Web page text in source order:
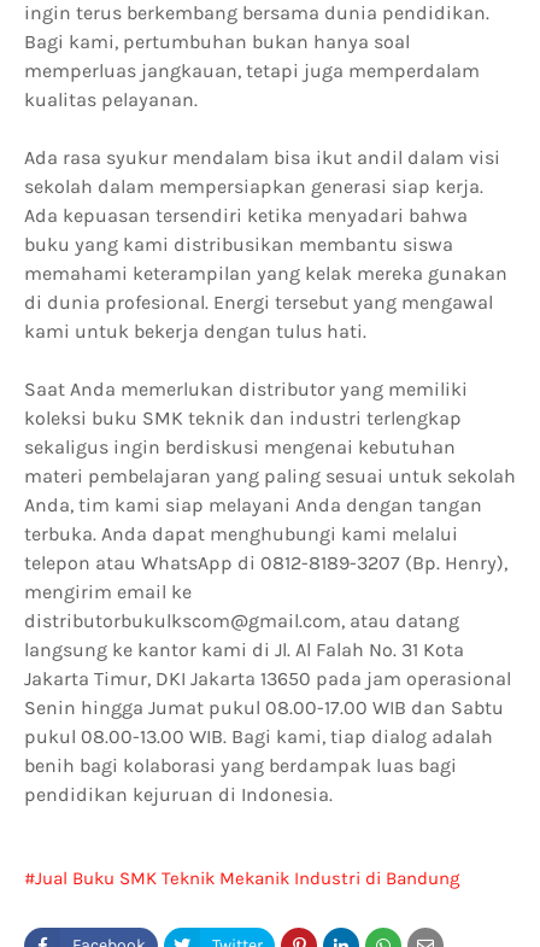
ingin terus berkembang bersama dunia pendidikan.
Bagi kami, pertumbuhan bukan hanya soal
memperluas jangkauan, tetapi juga memperdalam
kualitas pelayanan.
Ada rasa syukur mendalam bisa ikut andil dalam visi
sekolah dalam mempersiapkan generasi siap kerja.
Ada kepuasan tersendiri ketika menyadari bahwa
buku yang kami distribusikan membantu siswa
memahami keterampilan yang kelak mereka gunakan
di dunia profesional. Energi tersebut yang mengawal
kami untuk bekerja dengan tulus hati.
Saat Anda memerlukan distributor yang memiliki
koleksi buku SMK teknik dan industri terlengkap
sekaligus ingin berdiskusi mengenai kebutuhan
materi pembelajaran yang paling sesuai untuk sekolah
Anda, tim kami siap melayani Anda dengan tangan
terbuka. Anda dapat menghubungi kami melalui
telepon atau WhatsApp di 0812-8189-3207 (Bp. Henry),
mengirim email ke
distributorbukulkscom@gmail.com, atau datang
langsung ke kantor kami di Jl. Al Falah No. 31 Kota
Jakarta Timur, DKI Jakarta 13650 pada jam operasional
Senin hingga Jumat pukul 08.00-17.00 WIB dan Sabtu
pukul 08.00-13.00 WIB. Bagi kami, tiap dialog adalah
benih bagi kolaborasi yang berdampak luas bagi
pendidikan kejuruan di Indonesia.
Jual Buku SMK Teknik Mekanik Industri di Bandung